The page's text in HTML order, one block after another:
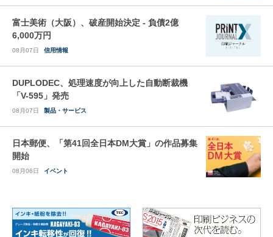
富士美術（大阪）、破産開始決定 - 負債2億
6,000万円
08月07日 信用情報
DUPLODEC、処理速度が向上した自動断裁機
「V-595」発売
08月07日 製品・サービス
日本郵便、「第41回全日本DM大賞」の作品募集
開始
08月06日 イベント